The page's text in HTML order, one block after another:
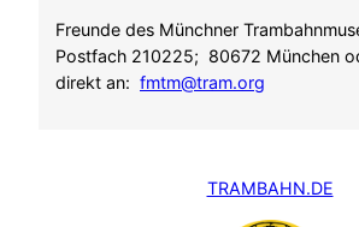
Freunde des Münchner
Postfach 210225; 80672 München
direkt an: fmtm@tram.org
TRAMBAHN.DE